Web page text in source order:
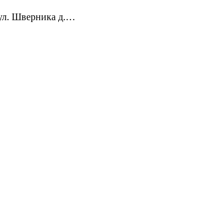
ул. Шверника д.…